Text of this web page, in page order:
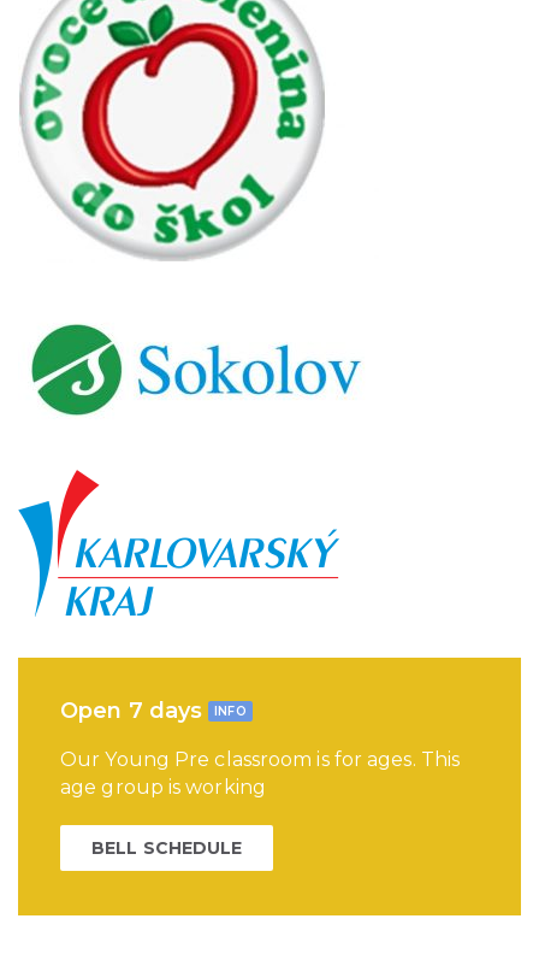
Open 7 days INFO
Our Young Pre classroom is for ages. This
age group is working
BELL SCHEDULE